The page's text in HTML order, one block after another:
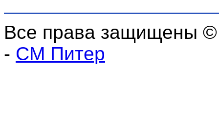
Все права защищены
- СМ Питер